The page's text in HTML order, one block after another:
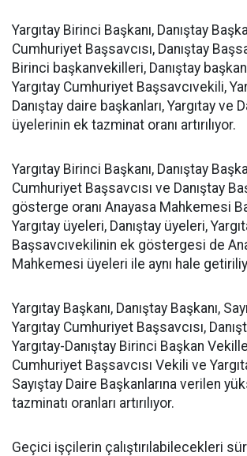
Yargıtay Birinci Başkanı, Danıştay
Cumhuriyet Başsavcısı, Danıştay
Birinci başkanvekilleri, Danıştay
Yargıtay Cumhuriyet Başsavcıvekili,
Danıştay daire başkanları, Yargıtay ve
üyelerinin ek tazminat oranı artırılıyor.
Yargıtay Birinci Başkanı, Danıştay
Cumhuriyet Başsavcısı ve Danıştay
gösterge oranı Anayasa Mahkemesi
Yargıtay üyeleri, Danıştay üyeleri,
Başsavcıvekilinin ek göstergesi de
Mahkemesi üyeleri ile aynı hale
Yargıtay Başkanı, Danıştay Başkanı,
Yargıtay Cumhuriyet Başsavcısı,
Yargıtay-Danıştay Birinci Başkan
Cumhuriyet Başsavcısı Vekili ve
Sayıştay Daire Başkanlarına verilen
tazminatı oranları artırılıyor.
Geçici işçilerin çalıştırılabilecekleri